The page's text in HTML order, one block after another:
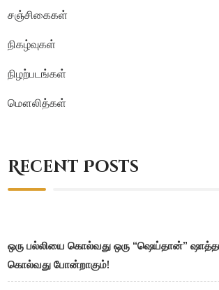
சஞ்சிகைகள்
நிகழ்வுகள்
நிழற்படங்கள்
மௌலித்கள்
Recent Posts
ஒரு பல்லியை கொல்வது ஒரு “ஷெய்தான்”
கொல்வது போன்றாகும்!